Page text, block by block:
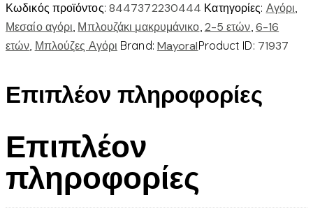
Κωδικός προϊόντος: 8447372230444 Κατηγορίες: Αγόρι,
Μεσαίο αγόρι, Μπλουζάκι μακρυμάνικο, 2-5 ετών, 6-16
ετών, Μπλούζες Αγόρι Brand: MayoralProduct ID: 71937
Επιπλέον πληροφορίες
Επιπλέον
πληροφορίες